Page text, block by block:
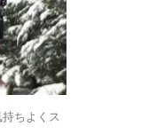
ちよくス